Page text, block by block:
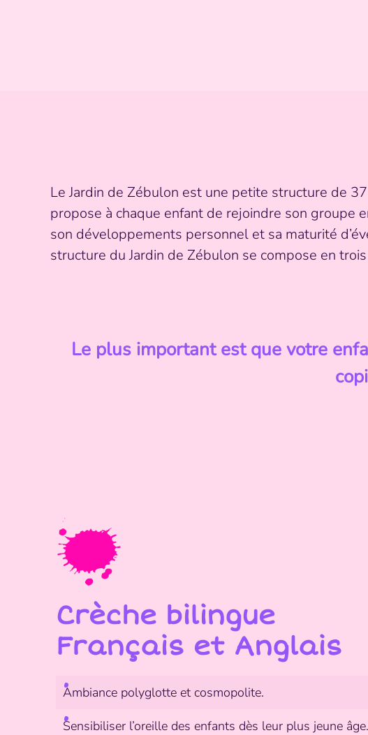
Le Jardin de Zébulon est une petite structure de
propose à chaque enfant de rejoindre son groupe
son développements personnel et sa maturité
structure du Jardin de Zébulon se compose en
Le plus important est que votre
Crèche bilingue
Français et Anglais
Ambiance polyglotte et cosmopolite.
Sensibiliser l’oreille des enfants dès leur plus jeune âge.